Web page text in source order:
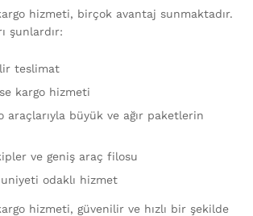
hizmeti, birçok avantaj sunmaktadır.
şunlardır:
teslimat
kargo hizmeti
araçlarıyla büyük ve ağır paketlerin
ve geniş araç filosu
odaklı hizmet
hizmeti, güvenilir ve hızlı bir şekilde